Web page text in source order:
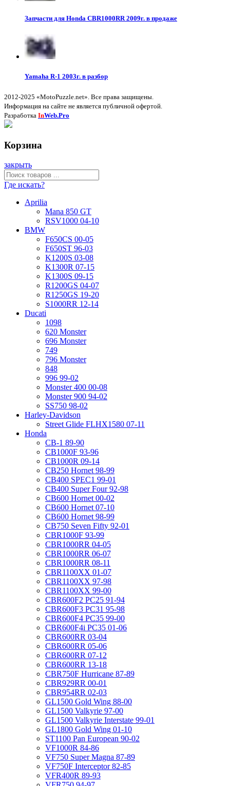
Запчасти для Honda CBR1000RR 2009г. в продаже
Yamaha R-1 2003г. в разбор
2012-2025 «MotoPuzzle.net». Все права защищены.
Информация на сайте не является публичной офертой.
Разработка InWeb.Pro
Корзина
закрыть
Где искать?
Aprilia
Mana 850 GT
RSV1000 04-10
BMW
F650CS 00-05
F650ST 96-03
K1200S 03-08
K1300R 07-15
K1300S 09-15
R1200GS 04-07
R1250GS 19-20
S1000RR 12-14
Ducati
1098
620 Monster
696 Monster
749
796 Monster
848
996 99-02
Monster 400 00-08
Monster 900 94-02
SS750 98-02
Harley-Davidson
Street Glide FLHX1580 07-11
Honda
CB-1 89-90
CB1000F 93-96
CB1000R 09-14
CB250 Hornet 98-99
CB400 SPEC1 99-01
CB400 Super Four 92-98
CB600 Hornet 00-02
CB600 Hornet 07-10
CB600 Hornet 98-99
CB750 Seven Fifty 92-01
CBR1000F 93-99
CBR1000RR 04-05
CBR1000RR 06-07
CBR1000RR 08-11
CBR1100XX 01-07
CBR1100XX 97-98
CBR1100XX 99-00
CBR600F2 PC25 91-94
CBR600F3 PC31 95-98
CBR600F4 PC35 99-00
CBR600F4i PC35 01-06
CBR600RR 03-04
CBR600RR 05-06
CBR600RR 07-12
CBR600RR 13-18
CBR750F Hurricane 87-89
CBR929RR 00-01
CBR954RR 02-03
GL1500 Gold Wing 88-00
GL1500 Valkyrie 97-00
GL1500 Valkyrie Interstate 99-01
GL1800 Gold Wing 01-10
ST1100 Pan European 90-02
VF1000R 84-86
VF750 Super Magna 87-89
VF750F Interceptor 82-85
VFR400R 89-93